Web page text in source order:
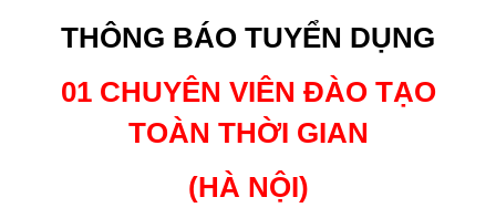
THÔNG BÁO TUYỂN DỤNG
01 CHUYÊN VIÊN ĐÀO TẠO
TOÀN THỜI GIAN
(HÀ NỘI)